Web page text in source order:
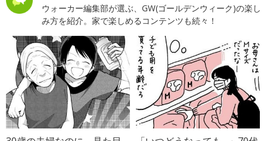
ウォーカー編集部が選ぶ、GW(ゴールデンウィーク)の楽し
み方を紹介。家で楽しめるコンテンツも続々！